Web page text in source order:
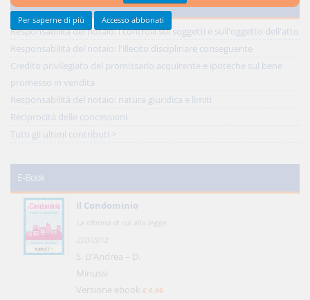
Responsabilità del notaio: i controlli sui soggetti e sull'oggetto dell'atto
Responsabilità del notaio: l'illecito disciplinare conseguente
Credito privilegiato del promissario acquirente e ipoteche sul bene
promesso in vendita
Responsabilità del notaio: natura giuridica e limiti
Reciprocità delle concessioni
Tutti gli ultimi contributi >
E-Book
Il Condominio
La riforma di cui alla legge
220/2012
S. D'Andrea – D.
Minussi
Versione ebook € 6,99
Per saperne di più Accesso abbonati